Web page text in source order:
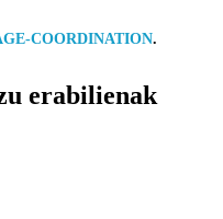
COORDINATION.
erabilienak